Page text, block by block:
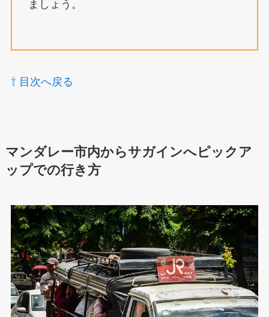
ましょう。
⇧ 目次へ戻る
マンダレー市内からサガインへピックア
ップでの行き方